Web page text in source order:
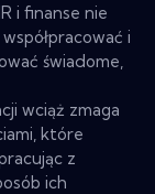
i finanse nie
i
świadome,
wciąż zmaga
które
z
ich